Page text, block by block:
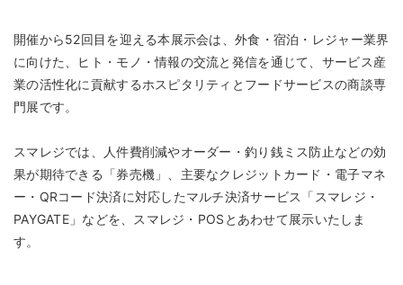
開催から52回目を迎える本展示会は、外食・宿泊・レジャー業界
に向けた、ヒト・モノ・情報の交流と発信を通じて、サービス産
業の活性化に貢献するホスピタリティとフードサービスの商談専
門展です。
スマレジでは、人件費削減やオーダー・釣り銭ミス防止などの効
果が期待できる「券売機」、主要なクレジットカード・電子マネ
ー・QRコード決済に対応したマルチ決済サービス「スマレジ・
PAYGATE」などを、スマレジ・POSとあわせて展示いたしま
す。